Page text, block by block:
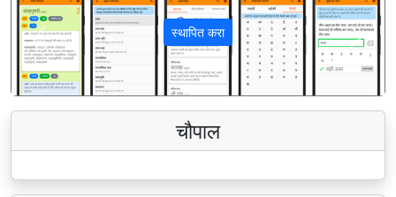
स्थापित करा
पिछला अगला
चौपाल